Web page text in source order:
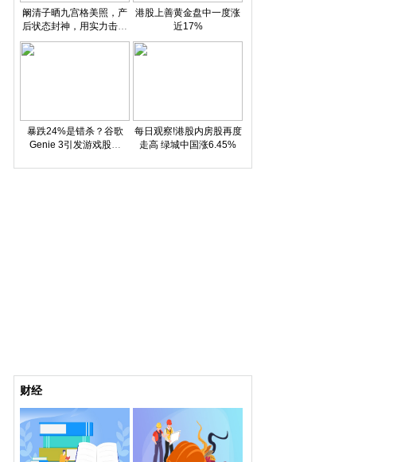
阚清子晒九宫格美照，产
后状态封神，用实力击碎
谣言，元气满满 今日看点
港股上善黄金盘中一度涨
近17%
暴跌24%是错杀？谷歌
Genie 3引发游戏股崩
场反应过度了
每日观察!港股内房股再度
走高 绿城中国涨6.45%
财经